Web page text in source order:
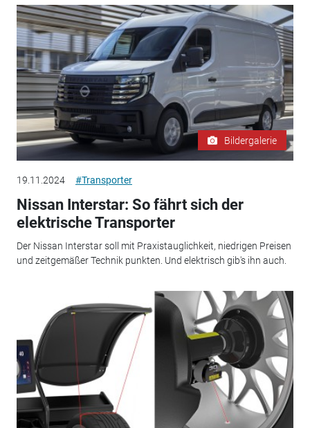
Bildergalerie
19.11.2024 #Transporter
Nissan Interstar: So fährt sich der
elektrische Transporter
Der Nissan Interstar soll mit Praxistauglichkeit, niedrigen Preisen
und zeitgemäßer Technik punkten. Und elektrisch gib's ihn auch.